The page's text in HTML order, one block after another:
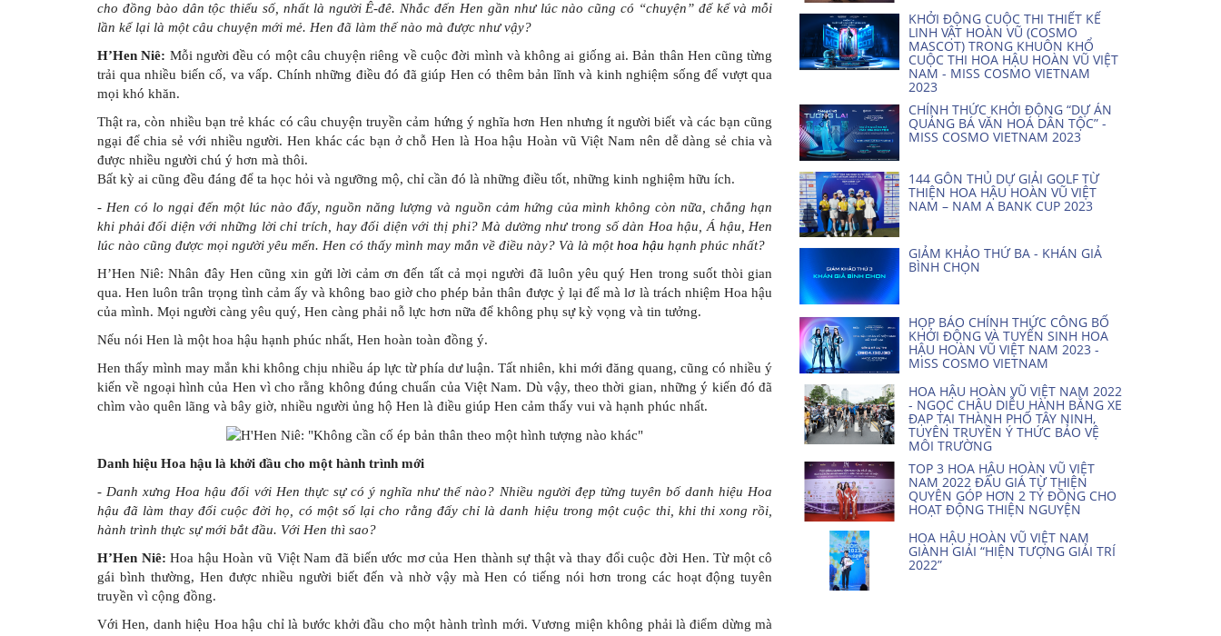
cho đồng bào dân tộc thiểu số, nhất là người Ê-đê. Nhắc đến Hen gần như lúc nào cũng có “chuyện” để kể và mỗi
lần kể lại là một câu chuyện mới mẻ. Hen đã làm thế nào mà được như vậy?
H’Hen Niê: Mỗi người đều có một câu chuyện riêng về cuộc đời mình và không ai giống ai. Bản thân Hen cũng từng
trải qua nhiều biến cố, va vấp. Chính những điều đó đã giúp Hen có thêm bản lĩnh và kinh nghiệm sống để vượt qua
mọi khó khăn.
Thật ra, còn nhiều bạn trẻ khác có câu chuyện truyền cảm hứng ý nghĩa hơn Hen nhưng ít người biết và các bạn cũng
ngại để chia sẻ với nhiều người. Hen khác các bạn ở chỗ Hen là Hoa hậu Hoàn vũ Việt Nam nên dễ dàng sẻ chia và
được nhiều người chú ý hơn mà thôi.
Bất kỳ ai cũng đều đáng để ta học hỏi và ngưỡng mộ, chỉ cần đó là những điều tốt, những kinh nghiệm hữu ích.
- Hen có lo ngại đến một lúc nào đấy, nguồn năng lượng và nguồn cảm hứng của mình không còn nữa, chẳng hạn
khi phải đối diện với những lời chỉ trích, hay đối diện với thị phi? Mà dường như trong số dàn Hoa hậu, Á hậu, Hen
lúc nào cũng được mọi người yêu mến. Hen có thấy mình may mắn về điều này? Và là mộthoa hậu hạnh phúc nhất?
H’Hen Niê: Nhân đây Hen cũng xin gửi lời cảm ơn đến tất cả mọi người đã luôn yêu quý Hen trong suốt thòi gian
qua. Hen luôn trân trọng tình cảm ấy và không bao giờ cho phép bản thân được ỷ lại để mà lơ là trách nhiệm Hoa hậu
của mình. Mọi người càng yêu quý, Hen càng phải nỗ lực hơn nữa để không phụ sự kỳ vọng và tin tưởng.
Nếu nói Hen là một hoa hậu hạnh phúc nhất, Hen hoàn toàn đồng ý.
Hen thấy mình may mắn khi không chịu nhiều áp lực từ phía dư luận. Tất nhiên, khi mới đăng quang, cũng có nhiều ý
kiến về ngoại hình của Hen vì cho rằng không đúng chuẩn của Việt Nam. Dù vậy, theo thời gian, những ý kiến đó đã
chìm vào quên lãng và bây giờ, nhiều người ủng hộ Hen là điều giúp Hen cảm thấy vui và hạnh phúc nhất.
Danh hiệu Hoa hậu là khởi đầu cho một hành trình mới
- Danh xưng Hoa hậu đối với Hen thực sự có ý nghĩa như thế nào? Nhiều người đẹp từng tuyên bố danh hiệu Hoa
hậu đã làm thay đổi cuộc đời họ, có một số lại cho rằng đấy chỉ là danh hiệu trong một cuộc thi, khi thi xong rồi,
hành trình thực sự mới bắt đầu. Với Hen thì sao?
H’Hen Niê: Hoa hậu Hoàn vũ Việt Nam đã biến ước mơ của Hen thành sự thật và thay đổi cuộc đời Hen. Từ một cô
gái bình thường, Hen được nhiều người biết đến và nhờ vậy mà Hen có tiếng nói hơn trong các hoạt động tuyên
truyền vì cộng đồng.
Với Hen, danh hiệu Hoa hậu chỉ là bước khởi đầu cho một hành trình mới. Vương miện không phải là điểm dừng mà
KHỞI ĐỘNG CUỘC THI THIẾT KẾ
LINH VẬT HOÀN VŨ (COSMO
MASCOT) TRONG KHUÔN KHỔ
CUỘC THI HOA HẬU HOÀN VŨ VIỆT
NAM - MISS COSMO VIETNAM
2023
CHÍNH THỨC KHỞI ĐỘNG “DỰ ÁN
QUẢNG BÁ VĂN HOÁ DÂN TỘC” -
MISS COSMO VIETNAM 2023
144 GÔN THỦ DỰ GIẢI GOLF TỪ
THIỆN HOA HẬU HOÀN VŨ VIỆT
NAM – NAM A BANK CUP 2023
GIẢM KHẢO THỨ BA - KHÁN GIẢ
BÌNH CHỌN
HỌP BÁO CHÍNH THỨC CÔNG BỐ
KHỞI ĐỘNG VÀ TUYỂN SINH HOA
HẬU HOÀN VŨ VIỆT NAM 2023 -
MISS COSMO VIETNAM
HOA HẬU HOÀN VŨ VIỆT NAM 2022
- NGỌC CHÂU DIỄU HÀNH BẰNG XE
ĐẠP TẠI THÀNH PHỐ TÂY NINH,
TUYÊN TRUYỀN Ý THỨC BẢO VỆ
MÔI TRƯỜNG
TOP 3 HOA HẬU HOÀN VŨ VIỆT
NAM 2022 ĐẤU GIÁ TỪ THIỆN
QUYÊN GÓP HƠN 2 TỶ ĐỒNG CHO
HOẠT ĐỘNG THIỆN NGUYỆN
HOA HẬU HOÀN VŨ VIỆT NAM
GIÀNH GIẢI “HIỆN TƯỢNG GIẢI TRÍ
2022”